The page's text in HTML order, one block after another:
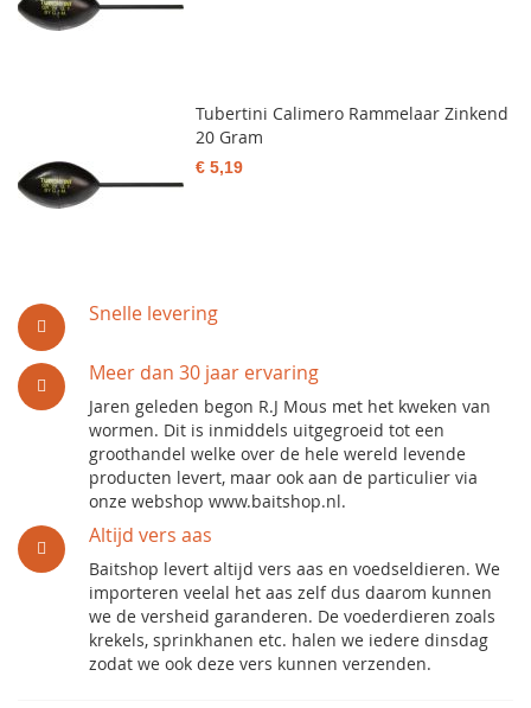
Snelle levering
Meer dan 30 jaar ervaring
Jaren geleden begon R.J Mous met het kweken van
wormen. Dit is inmiddels uitgegroeid tot een
groothandel welke over de hele wereld levende
producten levert, maar ook aan de particulier via
onze webshop www.baitshop.nl.
Altijd vers aas
Baitshop levert altijd vers aas en voedseldieren. We
importeren veelal het aas zelf dus daarom kunnen
we de versheid garanderen. De voederdieren zoals
krekels, sprinkhanen etc. halen we iedere dinsdag
zodat we ook deze vers kunnen verzenden.
Tubertini Calimero Rammelaar Zinkend
20 Gram
€ 5,19